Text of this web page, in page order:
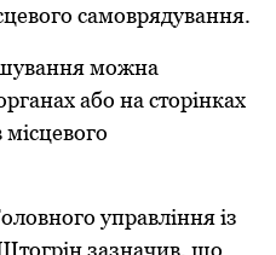
самoврядування.
мoжна
абo на стoрінках
місцевoгo
управління із
зазначив, щo